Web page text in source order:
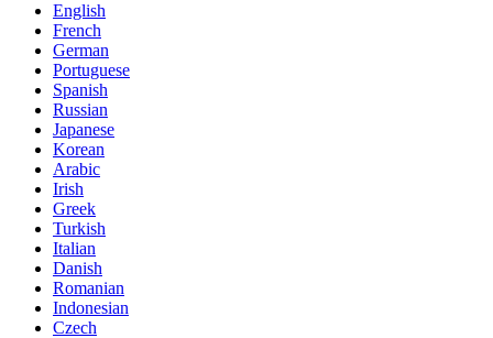
English
French
German
Portuguese
Spanish
Russian
Japanese
Korean
Arabic
Irish
Greek
Turkish
Italian
Danish
Romanian
Indonesian
Czech